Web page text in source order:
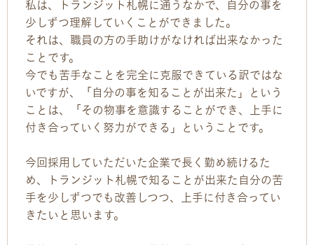
私は、トランジット札幌に通うなかで、自分の事を
少しずつ理解していくことができました。
それは、職員の方の手助けがなければ出来なかった
ことです。
今でも苦手なことを完全に克服できている訳ではな
いですが、「自分の事を知ることが出来た」という
ことは、「その物事を意識することができ、上手に
付き合っていく努力ができる」ということです。
今回採用していただいた企業で長く勤め続けるた
め、トランジット札幌で知ることが出来た自分の苦
手を少しずつでも改善しつつ、上手に付き合ってい
きたいと思います。